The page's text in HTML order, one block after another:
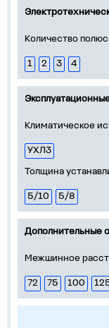
Количество
1 2 3 4
Климатическое
УХЛ3
Толщина
5/10 5/8
Дополнительные
Межшинное
72 75 100